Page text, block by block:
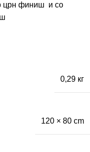
црн финиш и со
0,29 кг
120 × 80 cm